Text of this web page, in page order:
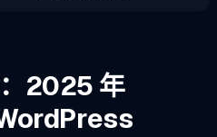
2025 年